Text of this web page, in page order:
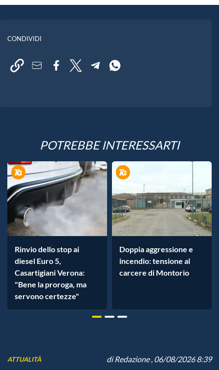
CONDIVIDI
POTREBBE INTERESSARTI
Rinvio dello stop ai
diesel Euro 5,
Casartigiani Verona:
"Bene la proroga, ma
servono certezze"
Doppia aggressione e
incendio: tensione al
carcere di Montorio
ATTUALITÀ diRedazione, 06/08/2026 8:39